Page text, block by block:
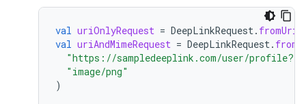
val uriOnlyRequest = DeepLinkRequest.
val uriAndMimeRequest = DeepLinkRequest.
"https://sampledeeplink.com/user/
"image/png"
)